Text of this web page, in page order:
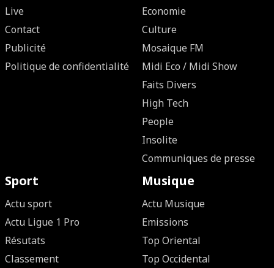
Live
Contact
Publicité
Politique de confidentialité
Economie
Culture
Mosaique FM
Midi Eco / Midi Show
Faits Divers
High Tech
People
Insolite
Communiques de presse
Sport
Actu sport
Actu Ligue 1 Pro
Résutats
Classement
Musique
Actu Musique
Emissions
Top Oriental
Top Occidental